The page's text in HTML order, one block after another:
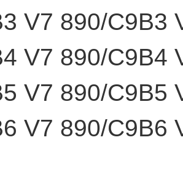
V7 890/C9B3
V7 890/C9B4
V7 890/C9B5
V7 890/C9B6